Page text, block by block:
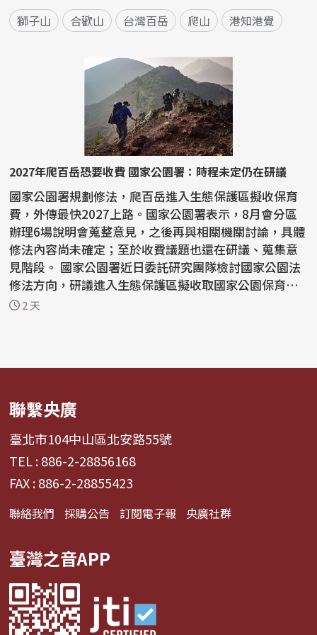
獅子山 合歡山 台灣百岳 爬山 港知港覺
2027年爬百岳恐要收費 國家公園署：時程未定仍在研議
國家公園署規劃修法，爬百岳進入生態保護區擬收保育
費，外傳最快2027上路。國家公園署表示，8月會分區
辦理6場說明會蒐整意見，之後再與相關機關討論，具體
修法內容尚未確定；至於收費議題也還在研議、蒐集意
見階段。 國家公園署近日委託研究團隊檢討國家公園法
修法方向，研議進入生態保護區擬收取國家公園保育
費。 由...
2 天
聯繫央廣
臺北市104中山區北安路55號
TEL : 886-2-28856168
FAX : 886-2-28855423
聯絡我們 採購公告 訂閱電子報 央廣社群
臺灣之音APP